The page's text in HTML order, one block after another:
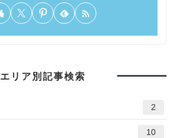
エリア別記事検索
2
10